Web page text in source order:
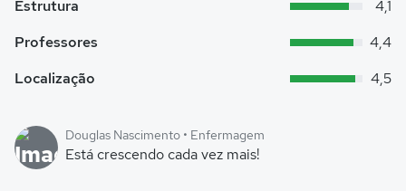
Estrutura
4,1
Professores
4,4
Localização
4,5
Douglas Nascimento • Enfermagem
Está crescendo cada vez mais!